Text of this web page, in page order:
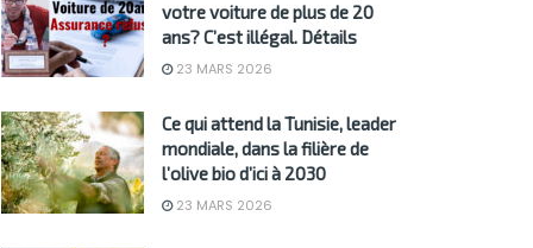
votre voiture de plus de 20
ans? C’est illégal. Détails
23 MARS 2026
Ce qui attend la Tunisie, leader
mondiale, dans la filière de
l’olive bio d’ici à 2030
23 MARS 2026